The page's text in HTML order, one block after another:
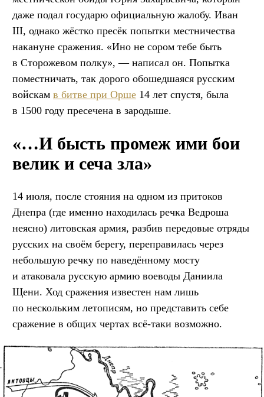
даже подал государю официальную жалобу. Иван
III, однако жёстко пресёк попытки местничества
накануне сражения. «Ино не сором тебе быть
в Сторожевом полку», — написал он. Попытка
поместничать, так дорого обошедшаяся русским
войскам в битве при Орше 14 лет спустя, была
в 1500 году пресечена в зародыше.
«…И бысть промеж ими бои
велик и сеча зла»
14 июля, после стояния на одном из притоков
Днепра (где именно находилась речка Ведроша
неясно) литовская армия, разбив передовые отряды
русских на своём берегу, переправилась через
небольшую речку по наведённому мосту
и атаковала русскую армию воеводы Даниила
Щени. Ход сражения известен нам лишь
по нескольким летописям, но представить себе
сражение в общих чертах всё-таки возможно.